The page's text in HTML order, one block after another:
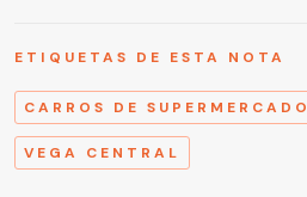
ETIQUETAS DE ESTA NOTA
CARROS DE SUPERMERCADO
VEGA CENTRAL